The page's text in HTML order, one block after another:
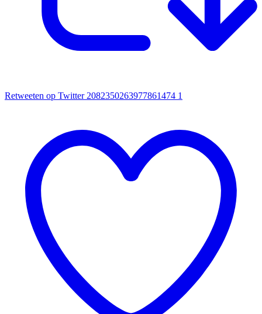
Retweeten op Twitter 2082350263977861474 1